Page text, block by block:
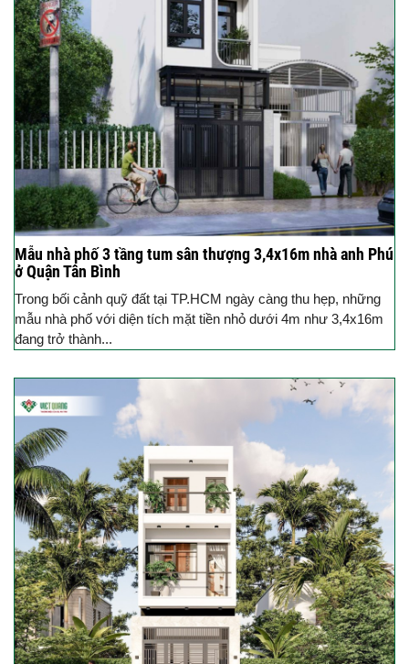
Mẫu nhà phố 3 tầng tum sân thượng 3,4x16m nhà anh Phú
ở Quận Tân Bình
Trong bối cảnh quỹ đất tại TP.HCM ngày càng thu hẹp, những
mẫu nhà phố với diện tích mặt tiền nhỏ dưới 4m như 3,4x16m
đang trở thành...